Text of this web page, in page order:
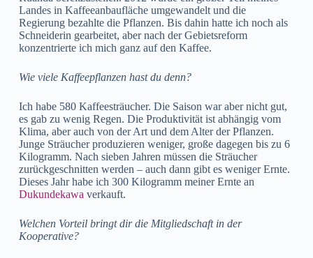
Landes in Kaffeeanbaufläche umgewandelt und die
Regierung bezahlte die Pflanzen. Bis dahin hatte ich noch als
Schneiderin gearbeitet, aber nach der Gebietsreform
konzentrierte ich mich ganz auf den Kaffee.
Wie viele Kaffeepflanzen hast du denn?
Ich habe 580 Kaffeesträucher. Die Saison war aber nicht gut,
es gab zu wenig Regen. Die Produktivität ist abhängig vom
Klima, aber auch von der Art und dem Alter der Pflanzen.
Junge Sträucher produzieren weniger, große dagegen bis zu 6
Kilogramm. Nach sieben Jahren müssen die Sträucher
zurückgeschnitten werden – auch dann gibt es weniger Ernte.
Dieses Jahr habe ich 300 Kilogramm meiner Ernte an
Dukundekawa verkauft.
Welchen Vorteil bringt dir die Mitgliedschaft in der
Kooperative?